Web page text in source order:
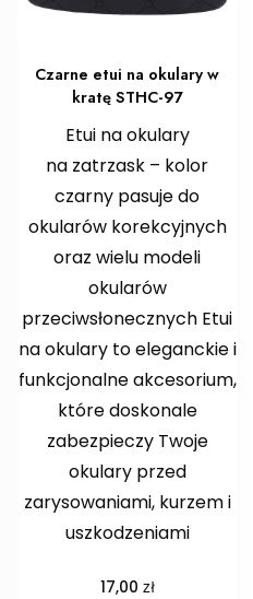
Czarne etui na okulary w
kratę STHC-97
Etui na okulary
na zatrzask – kolor
czarny pasuje do
okularów korekcyjnych
oraz wielu modeli
okularów
przeciwsłonecznych Etui
na okulary to eleganckie i
funkcjonalne akcesorium,
które doskonale
zabezpieczy Twoje
okulary przed
zarysowaniami, kurzem i
uszkodzeniami
17,00 zł